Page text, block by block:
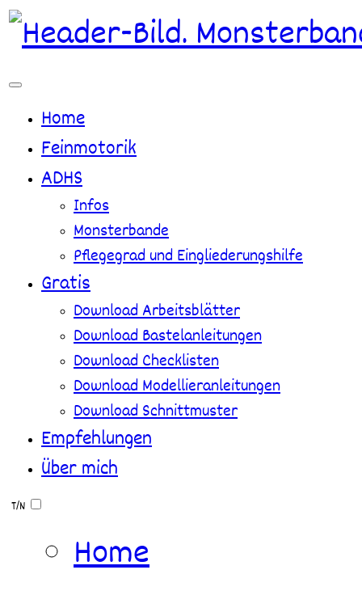
Zum
Inhalt
Home
Feinmotorik
ADHS
Infos
Monsterbande
Pflegegrad und Eingliederungshilfe
Gratis
Download Arbeitsblätter
Download Bastelanleitungen
Download Checklisten
Download Modellieranleitungen
Download Schnittmuster
Empfehlungen
Über mich
T/N
Home